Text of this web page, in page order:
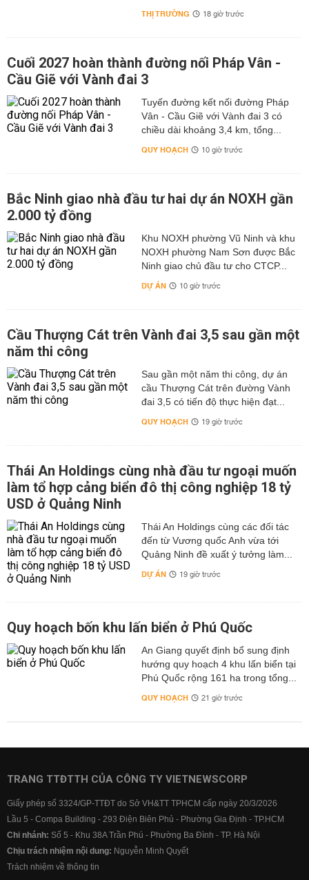
THỊ TRƯỜNG 18 giờ trước
Cuối 2027 hoàn thành đường nối Pháp Vân -
Cầu Giẽ với Vành đai 3
Tuyến đường kết nối đường Pháp
Vân - Cầu Giẽ với Vành đai 3 có
chiều dài khoảng 3,4 km, tổng...
QUY HOẠCH 10 giờ trước
Bắc Ninh giao nhà đầu tư hai dự án NOXH gần
2.000 tỷ đồng
Khu NOXH phường Vũ Ninh và khu
NOXH phường Nam Sơn được Bắc
Ninh giao chủ đầu tư cho CTCP...
DỰ ÁN 10 giờ trước
Cầu Thượng Cát trên Vành đai 3,5 sau gần một
năm thi công
Sau gần một năm thi công, dự án
cầu Thượng Cát trên đường Vành
đai 3,5 có tiến độ thực hiện đạt...
QUY HOẠCH 19 giờ trước
Thái An Holdings cùng nhà đầu tư ngoại muốn
làm tổ hợp cảng biển đô thị công nghiệp 18 tỷ
USD ở Quảng Ninh
Thái An Holdings cùng các đối tác
đến từ Vương quốc Anh vừa tới
Quảng Ninh đề xuất ý tưởng làm...
DỰ ÁN 19 giờ trước
Quy hoạch bốn khu lấn biển ở Phú Quốc
An Giang quyết định bổ sung định
hướng quy hoạch 4 khu lấn biển tại
Phú Quốc rộng 161 ha trong tổng...
QUY HOẠCH 21 giờ trước
TRANG TTĐTTH CỦA CÔNG TY VIETNEWSCORP
Giấy phép số 3324/GP-TTĐT do Sở VH&TT TPHCM cấp ngày 20/3/2026
Lầu 5 - Compa Building - 293 Điện Biên Phủ - Phường Gia Định - TP.HCM
Chi nhánh: Số 5 - Khu 38A Trần Phú - Phường Ba Đình - TP. Hà Nội
Chịu trách nhiệm nội dung: Nguyễn Minh Quyết
Trách nhiệm về thông tin